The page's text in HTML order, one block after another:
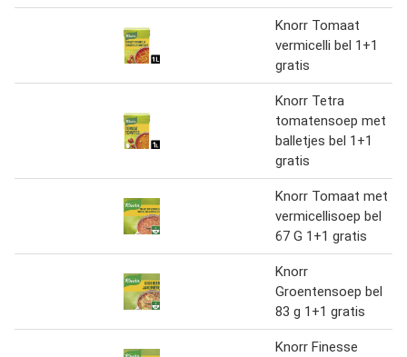
Knorr Tomaat
vermicelli bel 1+1
gratis
Knorr Tetra
tomatensoep met
balletjes bel 1+1
gratis
Knorr Tomaat met
vermicellisoep bel
67 G 1+1 gratis
Knorr
Groentensoep bel
83 g 1+1 gratis
Knorr Finesse